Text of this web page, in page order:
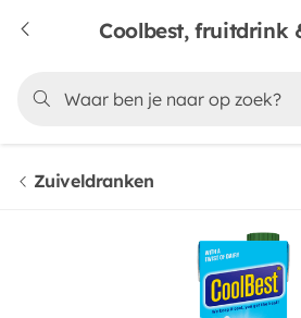
Coolbest, fruitdrink
Zuiveldranken